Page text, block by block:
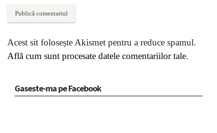
Acest sit folosește Akismet pentru a reduce spamul.
Află cum sunt procesate datele comentariilor tale.
Gaseste-ma pe Facebook